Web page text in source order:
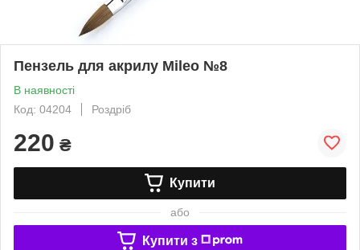
Пензель для акрилу Mileo №8
В наявності
Код: 04204
Роздріб
220 ₴
Купити
або
Купити з